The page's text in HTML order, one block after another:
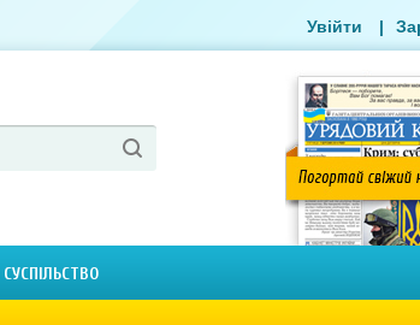
СУСПІЛЬСТВО
Увійти |